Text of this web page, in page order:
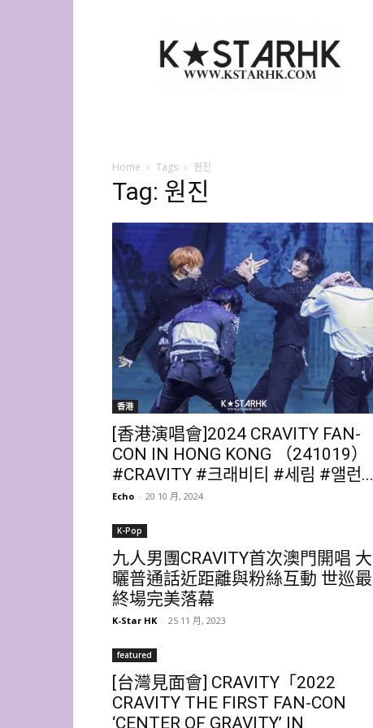
Star
HK
Home Tags 원진
Tag: 원진
香港
[香港演唱會]2024 CRAVITY FAN-
CON IN HONG KONG （241019）
#CRAVITY #크래비티 #세림 #앨런...
Echo - 20 10 月, 2024
K-Pop
九人男團CRAVITY首次澳門開唱 大
曬普通話近距離與粉絲互動 世巡最
終場完美落幕
K-Star HK - 25 11 月, 2023
featured
[台灣見面會] CRAVITY「2022
CRAVITY THE FIRST FAN-CON
‘CENTER OF GRAVITY’ IN